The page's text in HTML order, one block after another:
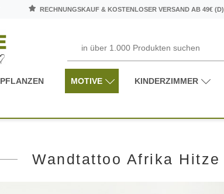
RECHNUNGSKAUF & KOSTENLOSER VERSAND AB 49€ (D)
PFLANZEN MOTIVE KINDERZIMMER
Wandtattoo Afrika Hitze